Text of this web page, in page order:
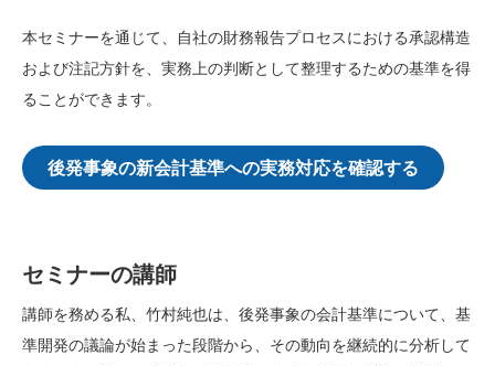
本セミナーを通じて、自社の財務報告プロセスにおける承認構造
および注記方針を、実務上の判断として整理するための基準を得
ることができます。
後発事象の新会計基準への実務対応を確認する
セミナーの講師
講師を務める私、竹村純也は、後発事象の会計基準について、基
準開発の議論が始まった段階から、その動向を継続的に分析して